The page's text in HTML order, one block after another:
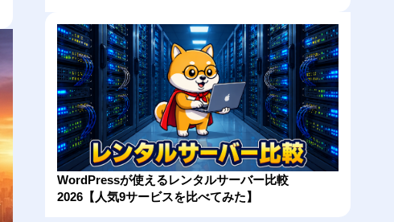
WordPressが使えるレンタルサーバー比較
2026【人気9サービスを比べてみた】